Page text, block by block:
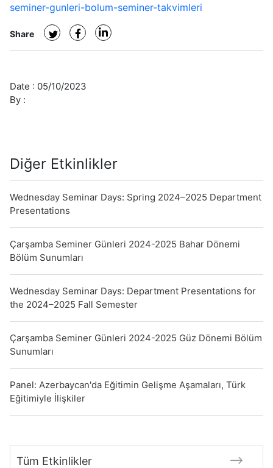
Department
Seminar
Schedules
Updated
seminer-gunleri-bolum-seminer-takvimleri
Share
Date : 05/10/2023
By :
Diğer Etkinlikler
Wednesday Seminar Days: Spring 2024–2025 Department
Presentations
Çarşamba Seminer Günleri 2024-2025 Bahar Dönemi
Bölüm Sunumları
Wednesday Seminar Days: Department Presentations for
the 2024–2025 Fall Semester
Çarşamba Seminer Günleri 2024-2025 Güz Dönemi Bölüm
Sunumları
Panel: Azerbaycan'da Eğitimin Gelişme Aşamaları, Türk
Eğitimiyle İlişkiler
Tüm Etkinlikler